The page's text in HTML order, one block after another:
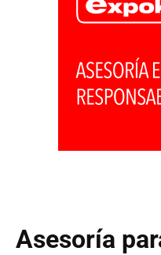
Asesoría